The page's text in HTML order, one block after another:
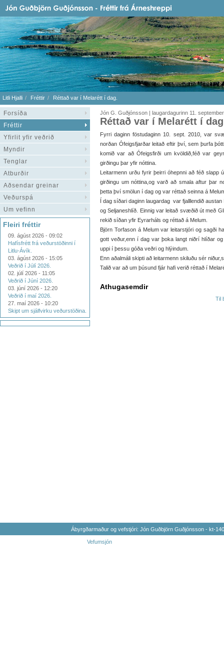
Litli Hjalli Fréttir Réttað var í Melarétt í dag.
Forsíða
Fréttir
Yfirlit yfir veðrið
Myndir
Tenglar
Atburðir
Aðsendar greinar
Veðurspá
Um vefinn
Fleiri fréttir
09. ágúst 2026 - 09:02
Hafísfrétt frá veðurstöðinni í
Litlu-Ávík.
03. ágúst 2026 - 15:05
Veðrið í Júlí 2026.
02. júlí 2026 - 11:05
Veðrið í Júní 2026.
03. júní 2026 - 12:20
Veðrið í maí 2026.
27. maí 2026 - 10:20
Skipt um sjálfvirku veðurstöðina.
Jón G. Guðjónsson | laugardagurinn 11.
Réttað var í Melarétt í
Fyrri daginn föstudaginn 10. sept. 2010, var
norðan Ófeigsfjarðar leitað eftir því, sem þurfa
komið var að Ófeigsfirði um kvöldið,féð var
girðingu þar yfir nóttina.
Leitarmenn urðu fyrir þeirri óhepnni að féð slapp
girðingu um nóttina,og varð að smala aftur þar
þetta því smölun í dag og var réttað seinna á
Í dag síðari daginn laugardag var fjalllendið
og Seljaneshlíð. Einnig var leitað svæðið út með
rekið síðan yfir Eyrarháls og réttað á Melum.
Björn Torfason á Melum var leitarstjóri og sagði
gott veður,enn í dag var þoka langt niðrí hlíðar
uppi í þessu góða veðri og hlýindum.
Enn aðalmáli skipti að leitarmenn skiluðu sér
Talið var að um þúsund fjár hafi verið réttað í
Athugasemdir
Til
Ábyrgðarmaður og vefstjóri: Jón Guðbjörn Guðjónsson - kt-
Vefumsjón